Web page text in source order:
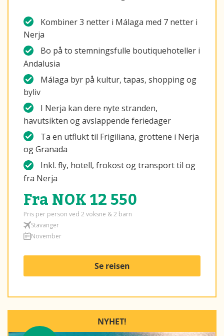
Kombiner 3 netter i Málaga med 7 netter i
Nerja
Bo på to stemningsfulle boutiquehoteller i
Andalusia
Málaga byr på kultur, tapas, shopping og
byliv
I Nerja kan dere nyte stranden,
havutsikten og avslappende feriedager
Ta en utflukt til Frigiliana, grottene i Nerja
og Granada
Inkl. fly, hotell, frokost og transport til og
fra Nerja
Fra NOK 12 550
Pris per person ved 2 voksne & 2 barn
Stavanger
November
Se reisen
NYHET!